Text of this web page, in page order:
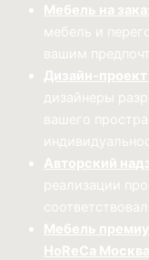
Мебель на
мебель и
вашим
Дизайн-
дизайнеры
вашего
Авторский
реализации
Мебель
HoReCa Москва